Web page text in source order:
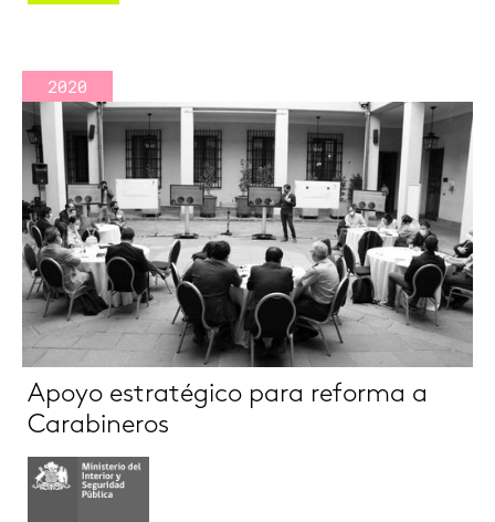
2020
Apoyo estratégico para reforma a
Carabineros